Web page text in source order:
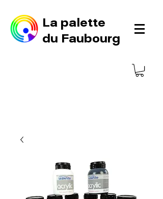
La palette
du Faubourg